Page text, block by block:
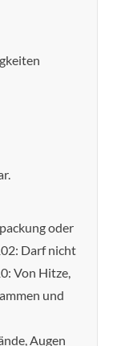
oder
Darf nicht
Von Hitze,
und
Augen